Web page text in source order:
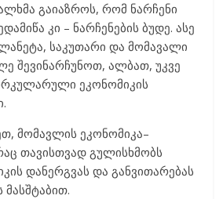
გაიაზროს, რომ ნარჩენი
კი – ნარჩენების ბუდე. ასე
საკუთარი და მომავალი
შევინარჩუნოთ, ალბათ, უკვე
ეკონომიკის
მომავლის ეკონომიკა–
თავისთვად გულისხმობს
დანერგვას და განვითარებას